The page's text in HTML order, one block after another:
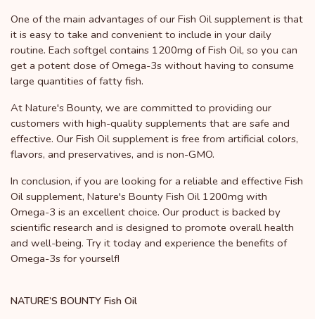
One of the main advantages of our Fish Oil supplement is that
it is easy to take and convenient to include in your daily
routine. Each softgel contains 1200mg of Fish Oil, so you can
get a potent dose of Omega-3s without having to consume
large quantities of fatty fish.
At Nature's Bounty, we are committed to providing our
customers with high-quality supplements that are safe and
effective. Our Fish Oil supplement is free from artificial colors,
flavors, and preservatives, and is non-GMO.
In conclusion, if you are looking for a reliable and effective Fish
Oil supplement, Nature's Bounty Fish Oil 1200mg with
Omega-3 is an excellent choice. Our product is backed by
scientific research and is designed to promote overall health
and well-being. Try it today and experience the benefits of
Omega-3s for yourself!
NATURE’S BOUNTY Fish Oil